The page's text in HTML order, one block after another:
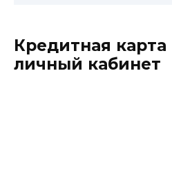
Кредитная
личный кабинет